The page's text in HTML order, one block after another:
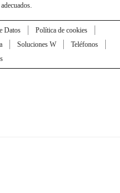
Datos
Política de cookies
Soluciones W
Teléfonos